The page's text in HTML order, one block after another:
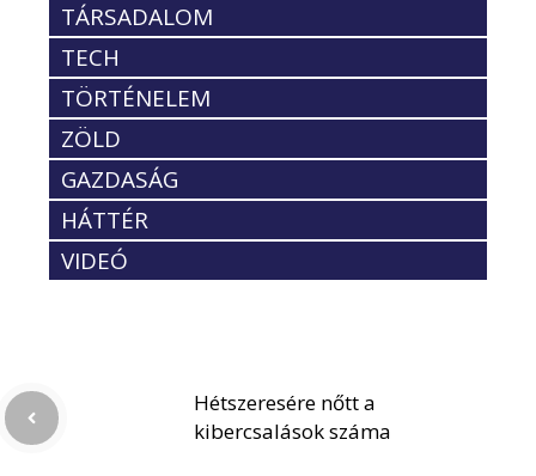
TÁRSADALOM
TECH
TÖRTÉNELEM
ZÖLD
GAZDASÁG
HÁTTÉR
VIDEÓ
Hétszeresére nőtt a
kibercsalások száma